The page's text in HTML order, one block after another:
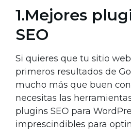
1.Mejores
SEO
Si quieres que tu sitio
primeros resultados de
mucho más que buen
necesitas las
plugins SEO para
imprescindibles para